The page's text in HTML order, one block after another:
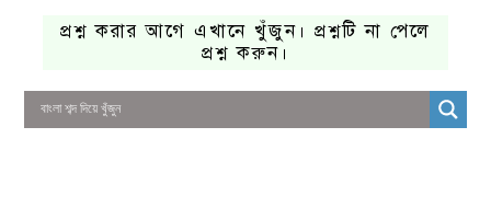
প্রশ্ন করার আগে এখানে খুঁজুন। প্রশ্নটি না পেলে
প্রশ্ন করুন।